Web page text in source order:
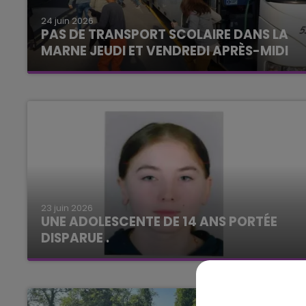
6h00 - 10h00
LA FAMILLE
24 juin 2026
PAS DE TRANSPORT SCOLAIRE DANS LA
MARNE JEUDI ET VENDREDI APRÈS-MIDI
23 juin 2026
UNE ADOLESCENTE DE 14 ANS PORTÉE
DISPARUE .